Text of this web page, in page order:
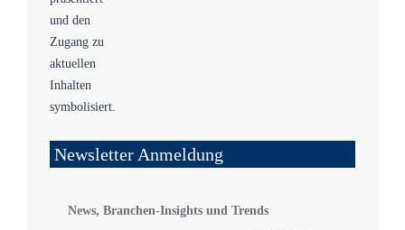
Newsletter Anmeldung
News, Branchen-Insights und Trends